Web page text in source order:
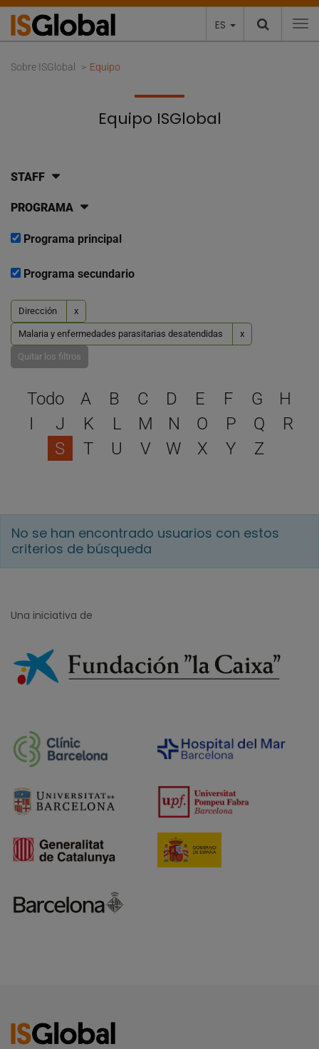
ES
Sobre ISGlobal Equipo
Equipo ISGlobal
STAFF
PROGRAMA
Programa principal
Programa secundario
Dirección x
Malaria y enfermedades parasitarias desatendidas x
Quitar los filtros
Selecciona una letra
Todo A B C D E F G
H
I
J K L M N O P Q
R
S
T U V W X Y Z
No se han encontrado usuarios con estos
criterios de búsqueda
Una iniciativa de